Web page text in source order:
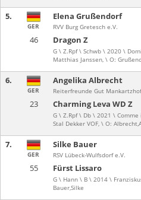
5.
46 Dragon Z
G \ Z.Rpf \ Schwb \ 2020 \
Matthias Janssen, \ O:
GER
Elena Grußendorf
RVV Burg Gretesch e.V.
6.
23 Charming Leva WD Z
G \ Z.Rpf \ Db \ 2021 \
Stal Dekker VOF, \ O:
GER
Angelika Albrecht
Reiterfreunde Gut
7.
55 Fürst Lissaro
G \ Hann \ B \ 2014 \
Bauer,Silke
GER
Silke Bauer
RSV Lübeck-Wulfsdorf e.V.